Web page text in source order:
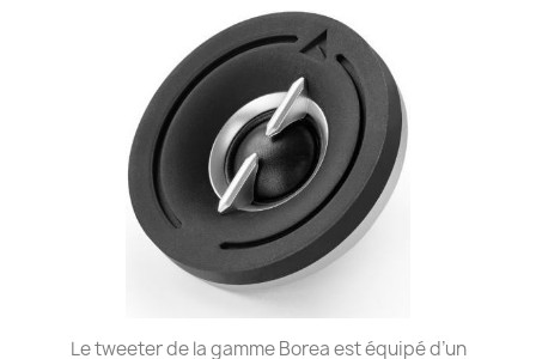
Le tweeter de la gamme Borea est équipé d’un